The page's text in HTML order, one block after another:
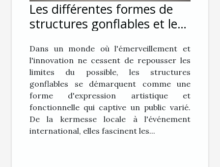
Les différentes formes de
structures gonflables et leur
Dans un monde où l'émerveillement et
l'innovation ne cessent de repousser les
limites du possible, les structures
gonflables se démarquent comme une
forme d'expression artistique et
fonctionnelle qui captive un public varié.
De la kermesse locale à l'événement
international, elles fascinent les...